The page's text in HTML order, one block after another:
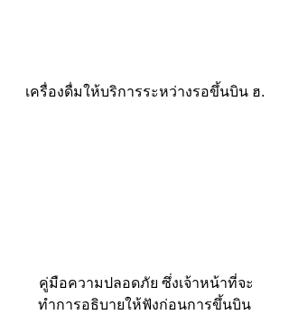
เครื่องดื่มให้บริการระหว่างรอขึ้นบิน ฮ.
คู่มือความปลอดภัย ซึ่งเจ้าหน้าที่จะ
ทำการอธิบายให้ฟังก่อนการขึ้นบิน